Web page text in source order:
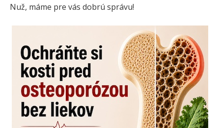
Nuž, máme pre vás dobrú správu!